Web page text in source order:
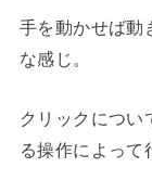
手を動かせば動
な感じ。
クリックについ
る操作によって